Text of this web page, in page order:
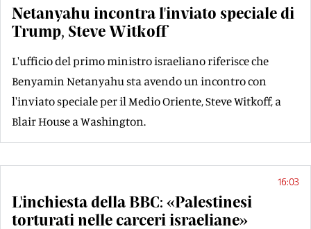
Netanyahu incontra l'inviato speciale di
Trump, Steve Witkoff
L'ufficio del primo ministro israeliano riferisce che
Benyamin Netanyahu sta avendo un incontro con
l'inviato speciale per il Medio Oriente, Steve Witkoff, a
Blair House a Washington.
16:03
L'inchiesta della BBC: «Palestinesi
torturati nelle carceri israeliane»